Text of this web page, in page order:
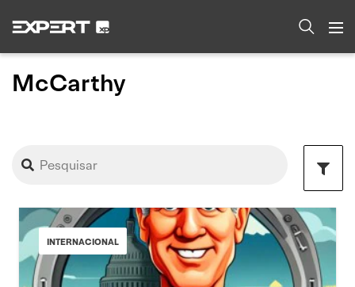
McCarthy
INTERNACIONAL